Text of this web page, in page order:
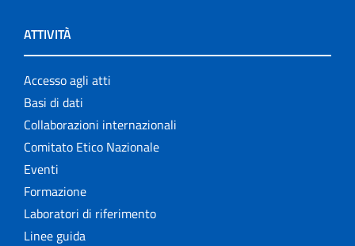
ATTIVITÀ
Accesso agli atti
Basi di dati
Collaborazioni internazionali
Comitato Etico Nazionale
Eventi
Formazione
Laboratori di riferimento
Linee guida